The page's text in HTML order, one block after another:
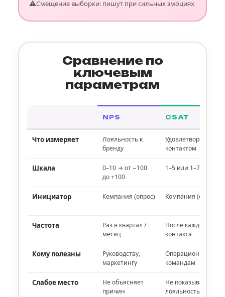
⚠️Смещение выборки: пишут при сильных эмоциях
Сравнение по
ключевым
параметрам
NPS CSAT
Что измеряет
Лояльность к
бренду
Удовлетворённость
контактом
Шкала
0–10 → от −100
до +100
1–5 или 1–7
Инициатор Компания (опрос) Компания (опрос)
Частота
Раз в квартал /
месяц
После каждого
контакта
Кому полезны
Руководству,
маркетингу
Операционным
командам
Слабое место
Не объясняет
причин
Не показывает
лояльность